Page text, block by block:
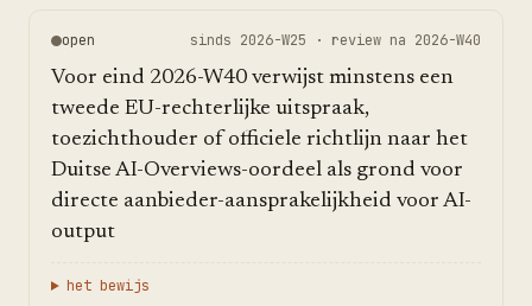
open sinds 2026-W25 · review na 2026-W40
Voor eind 2026-W40 verwijst minstens een
tweede EU-rechterlijke uitspraak,
toezichthouder of officiele richtlijn naar het
Duitse AI-Overviews-oordeel als grond voor
directe aanbieder-aansprakelijkheid voor AI-
output
het bewijs